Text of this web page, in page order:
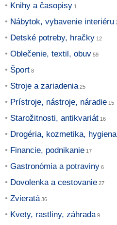
Knihy a časopisy
Nábytok, vybavenie interiéru
Detské potreby, hračky
Oblečenie, textil, obuv
Šport
Stroje a zariadenia
Prístroje, nástroje, náradie
Starožitnosti, antikvariát
Drogéria, kozmetika, hygiena
Financie, podnikanie
Gastronómia a potraviny
Dovolenka a cestovanie
Zvieratá
Kvety, rastliny, záhrada